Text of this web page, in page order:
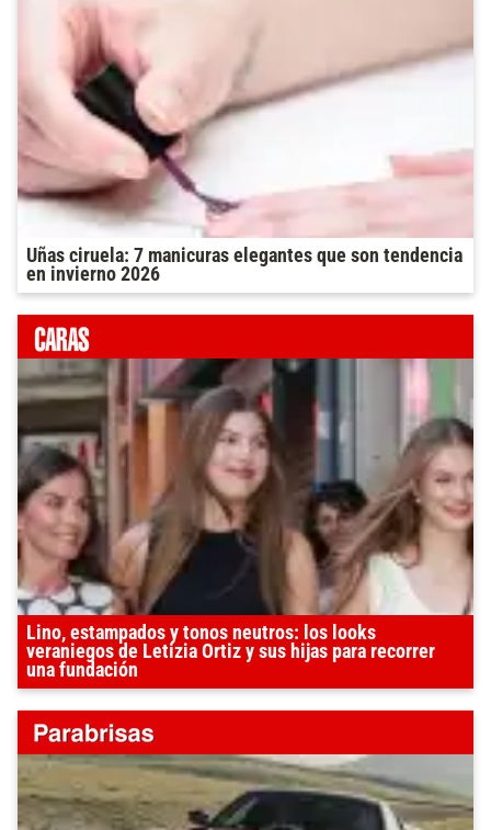
Uñas ciruela: 7 manicuras elegantes que son tendencia
en invierno 2026
Lino, estampados y tonos neutros: los looks
veraniegos de Letizia Ortiz y sus hijas para recorrer
una fundación